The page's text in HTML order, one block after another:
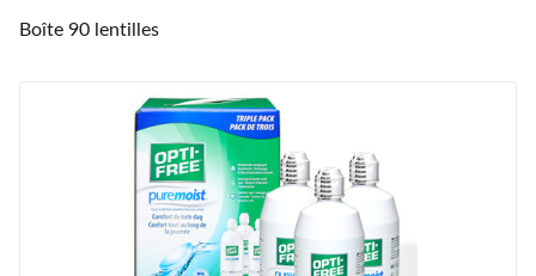
Boîte 90 lentilles